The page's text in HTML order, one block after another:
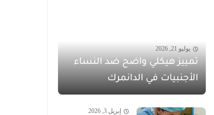
يوليو 21, 2026
تمييز هيكلي واضح ضد النساء
الأجنبيات في الدانمرك
إبريل 3, 2026